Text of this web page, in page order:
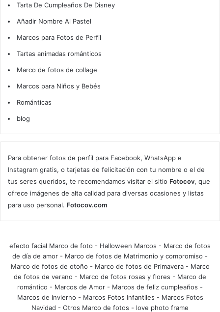
Tarta De Cumpleaños De Disney
Añadir Nombre Al Pastel
Marcos para Fotos de Perfil
Tartas animadas románticos
Marco de fotos de collage
Marcos para Niños y Bebés
Románticas
blog
Para obtener fotos de perfil para Facebook, WhatsApp e
Instagram gratis, o tarjetas de felicitación con tu nombre o el de
tus seres queridos, te recomendamos visitar el sitio Fotocov, que
ofrece imágenes de alta calidad para diversas ocasiones y listas
para uso personal. Fotocov.com
efecto facial Marco de foto - Halloween Marcos - Marco de fotos
de día de amor - Marco de fotos de Matrimonio y compromiso -
Marco de fotos de otoño - Marco de fotos de Primavera- Marco
de fotos de verano - Marco de fotos rosas y flores - Marco de
romántico - Marcos de Amor - Marcos de feliz cumpleaños -
Marcos de Invierno - Marcos Fotos Infantiles - Marcos Fotos
Navidad - Otros Marco de fotos - love photo frame